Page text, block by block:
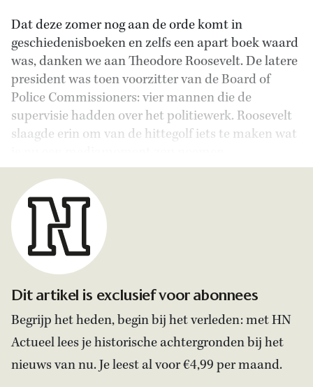
Dat deze zomer nog aan de orde komt in
geschiedenisboeken en zelfs een apart boek waard
was, danken we aan Theodore Roosevelt. De latere
president was toen voorzitter van de Board of
Police Commissioners: vier mannen die de
supervisie hadden over het politiewerk. Roosevelt
slaagde erin om van de hittegolf iets te maken wat
Dit artikel is exclusief voor abonnees
Begrijp het heden, begin bij het verleden: met HN
Actueel lees je historische achtergronden bij het
nieuws van nu. Je leest al voor €4,99 per maand.